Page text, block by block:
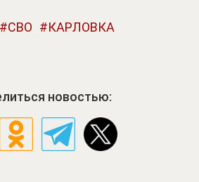
СВО
КАРЛОВКА
новостью: